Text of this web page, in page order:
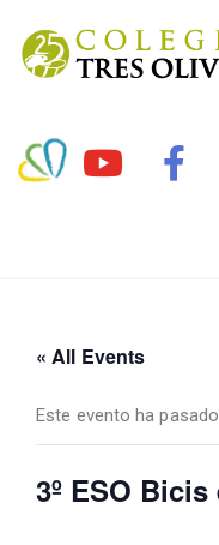
« All Events
Este evento ha
3º ESO